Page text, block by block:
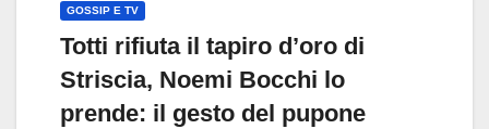
GOSSIP E TV
Totti rifiuta il tapiro d’oro di
Striscia, Noemi Bocchi lo
prende: il gesto del pupone